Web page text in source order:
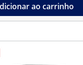
ao carrinho